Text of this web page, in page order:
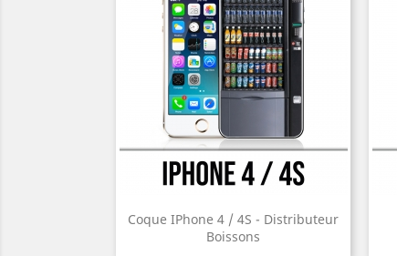
Coque IPhone 4 / 4S - Distributeur
Boissons